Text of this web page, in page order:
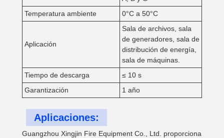
Temperatura ambiente
0°C a 50°C
Aplicación
Sala de archivos, sala
de generadores, sala de
distribución de energía,
sala de máquinas.
Tiempo de descarga
≤ 10 s
Garantización
1 año
Aplicaciones:
Guangzhou Xingjin Fire Equipment Co., Ltd. proporciona